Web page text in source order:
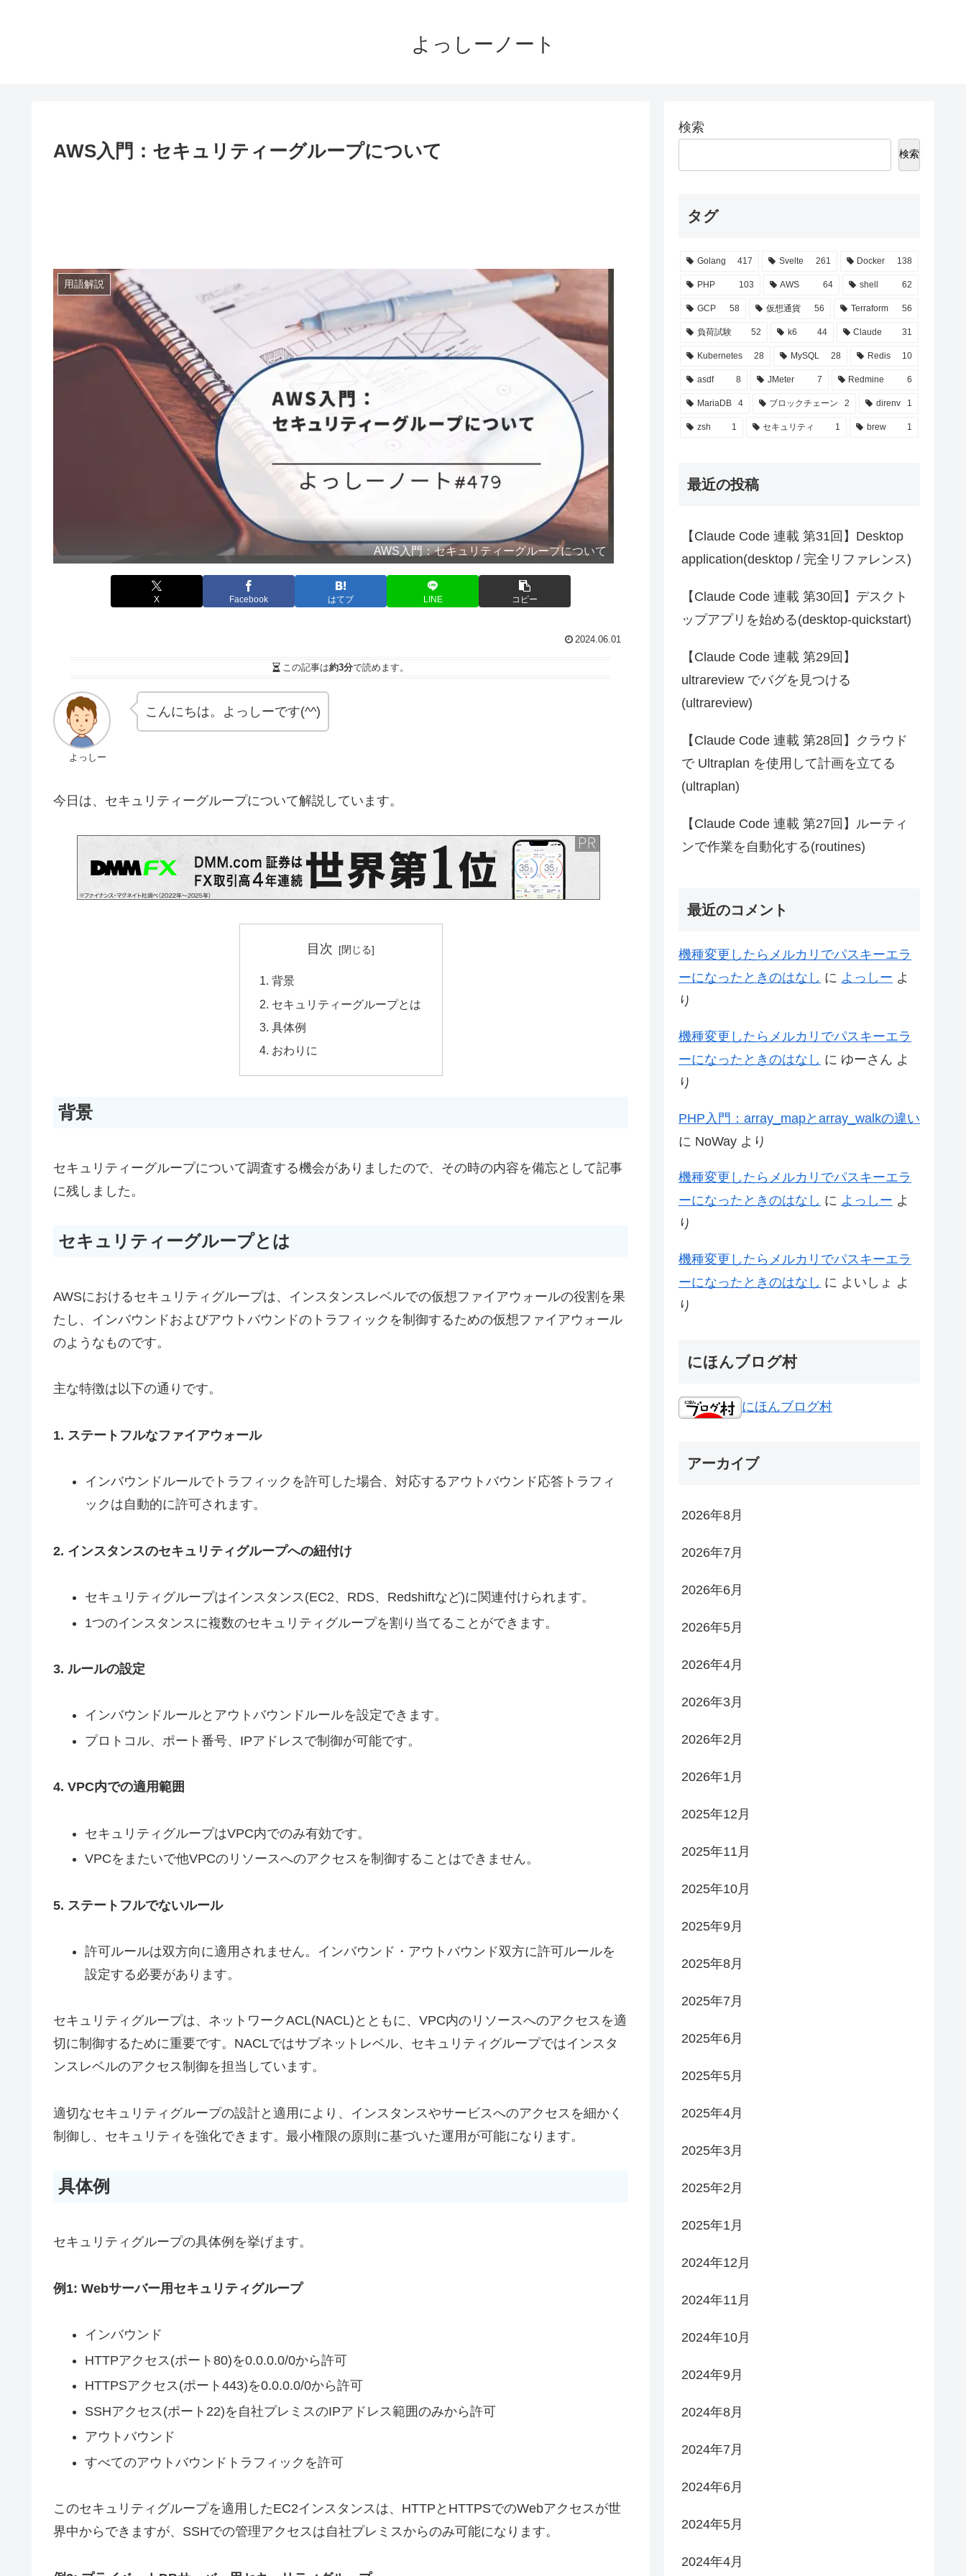
よっしーノート
AWS入門：セキュリティーグループについて
用語解説
AWS入門：セキュリティーグループについて
X Facebook はてブ LINE コピー
2024.06.01
この記事は約3分で読めます。
よっしー
こんにちは。よっしーです(^^)
今日は、セキュリティーグループについて解説しています。
目次
背景
セキュリティーグループとは
具体例
おわりに
背景
セキュリティーグループについて調査する機会がありましたので、その時の内容を備忘として記事
に残しました。
セキュリティーグループとは
AWSにおけるセキュリティグループは、インスタンスレベルでの仮想ファイアウォールの役割を果
たし、インバウンドおよびアウトバウンドのトラフィックを制御するための仮想ファイアウォール
のようなものです。
主な特徴は以下の通りです。
1. ステートフルなファイアウォール
インバウンドルールでトラフィックを許可した場合、対応するアウトバウンド応答トラフィ
ックは自動的に許可されます。
2. インスタンスのセキュリティグループへの紐付け
セキュリティグループはインスタンス(EC2、RDS、Redshiftなど)に関連付けられます。
1つのインスタンスに複数のセキュリティグループを割り当てることができます。
3. ルールの設定
インバウンドルールとアウトバウンドルールを設定できます。
プロトコル、ポート番号、IPアドレスで制御が可能です。
4. VPC内での適用範囲
セキュリティグループはVPC内でのみ有効です。
VPCをまたいで他VPCのリソースへのアクセスを制御することはできません。
5. ステートフルでないルール
許可ルールは双方向に適用されません。インバウンド・アウトバウンド双方に許可ルールを
設定する必要があります。
セキュリティグループは、ネットワークACL(NACL)とともに、VPC内のリソースへのアクセスを適
切に制御するために重要です。NACLではサブネットレベル、セキュリティグループではインスタ
ンスレベルのアクセス制御を担当しています。
適切なセキュリティグループの設計と適用により、インスタンスやサービスへのアクセスを細かく
制御し、セキュリティを強化できます。最小権限の原則に基づいた運用が可能になります。
具体例
セキュリティグループの具体例を挙げます。
例1: Webサーバー用セキュリティグループ
インバウンド
HTTPアクセス(ポート80)を0.0.0.0/0から許可
HTTPSアクセス(ポート443)を0.0.0.0/0から許可
SSHアクセス(ポート22)を自社プレミスのIPアドレス範囲のみから許可
アウトバウンド
すべてのアウトバウンドトラフィックを許可
このセキュリティグループを適用したEC2インスタンスは、HTTPとHTTPSでのWebアクセスが世
界中からできますが、SSHでの管理アクセスは自社プレミスからのみ可能になります。
検索
検索
タグ
Golang 417 Svelte 261 Docker 138
PHP 103 AWS 64 shell 62
GCP 58 仮想通貨 56 Terraform 56
負荷試験 52 k6 44 Claude 31
Kubernetes 28 MySQL 28 Redis 10
asdf 8 JMeter 7 Redmine 6
MariaDB 4 ブロックチェーン 2 direnv 1
zsh 1 セキュリティ 1 brew 1
最近の投稿
【Claude Code 連載 第31回】Desktop
application(desktop / 完全リファレンス)
【Claude Code 連載 第30回】デスクト
ップアプリを始める(desktop-quickstart)
【Claude Code 連載 第29回】
ultrareview でバグを見つける
(ultrareview)
【Claude Code 連載 第28回】クラウド
で Ultraplan を使用して計画を立てる
(ultraplan)
【Claude Code 連載 第27回】ルーティ
ンで作業を自動化する(routines)
最近のコメント
機種変更したらメルカリでパスキーエラ
ーになったときのはなし に よっしー よ
り
機種変更したらメルカリでパスキーエラ
ーになったときのはなし に ゆーさん よ
り
PHP入門：array_mapとarray_walkの違い
に NoWay より
機種変更したらメルカリでパスキーエラ
ーになったときのはなし に よっしー よ
り
機種変更したらメルカリでパスキーエラ
ーになったときのはなし に よいしょ よ
り
にほんブログ村
にほんブログ村
アーカイブ
2026年8月
2026年7月
2026年6月
2026年5月
2026年4月
2026年3月
2026年2月
2026年1月
2025年12月
2025年11月
2025年10月
2025年9月
2025年8月
2025年7月
2025年6月
2025年5月
2025年4月
2025年3月
2025年2月
2025年1月
2024年12月
2024年11月
2024年10月
2024年9月
2024年8月
2024年7月
2024年6月
2024年5月
2024年4月